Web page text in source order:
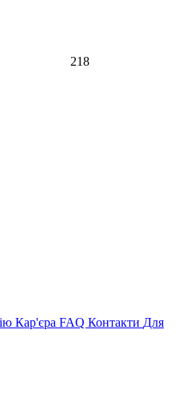
218
Кар'єра FAQ Контакти Для